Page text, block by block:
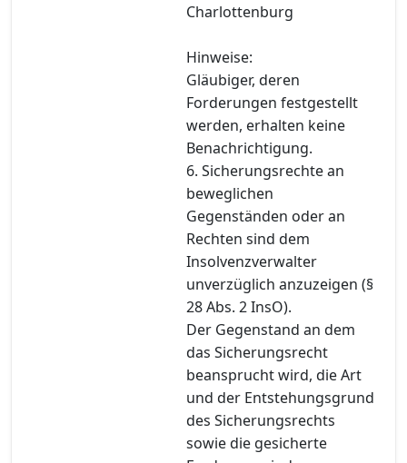
Charlottenburg
Hinweise:
Gläubiger, deren
Forderungen festgestellt
werden, erhalten keine
Benachrichtigung.
6. Sicherungsrechte an
beweglichen
Gegenständen oder an
Rechten sind dem
Insolvenzverwalter
unverzüglich anzuzeigen (§
28 Abs. 2 InsO).
Der Gegenstand an dem
das Sicherungsrecht
beansprucht wird, die Art
und der Entstehungsgrund
des Sicherungsrechts
sowie die gesicherte